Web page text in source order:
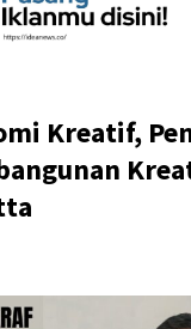
Kreatif,